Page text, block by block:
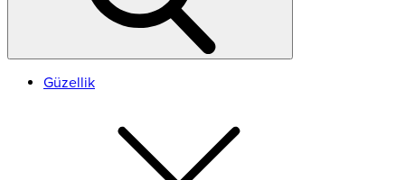
Güzellik